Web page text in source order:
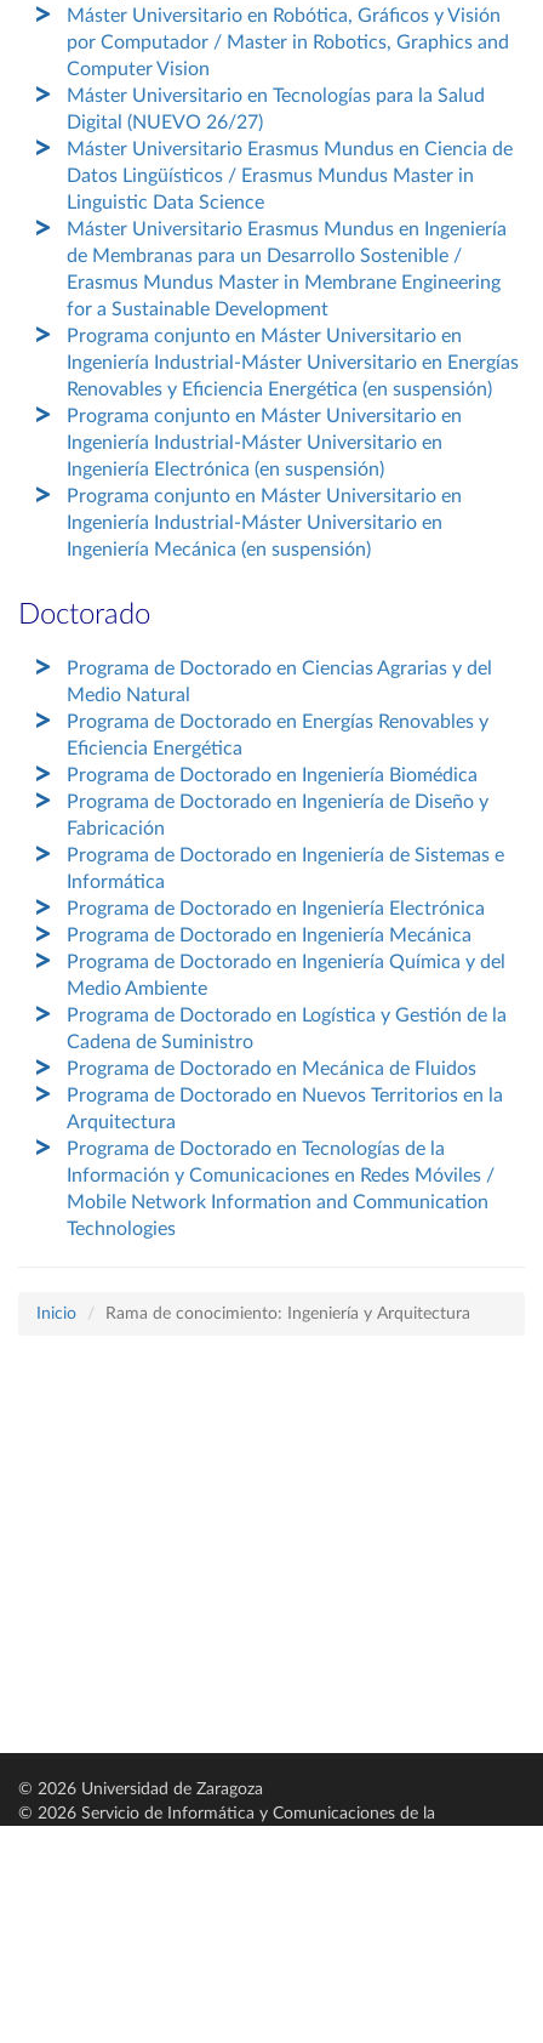
Máster Universitario en Robótica, Gráficos y Visión
por Computador / Master in Robotics, Graphics and
Computer Vision
Máster Universitario en Tecnologías para la Salud
Digital (NUEVO 26/27)
Máster Universitario Erasmus Mundus en Ciencia de
Datos Lingüísticos / Erasmus Mundus Master in
Linguistic Data Science
Máster Universitario Erasmus Mundus en Ingeniería
de Membranas para un Desarrollo Sostenible /
Erasmus Mundus Master in Membrane Engineering
for a Sustainable Development
Programa conjunto en Máster Universitario en
Ingeniería Industrial-Máster Universitario en Energías
Renovables y Eficiencia Energética (en suspensión)
Programa conjunto en Máster Universitario en
Ingeniería Industrial-Máster Universitario en
Ingeniería Electrónica (en suspensión)
Programa conjunto en Máster Universitario en
Ingeniería Industrial-Máster Universitario en
Ingeniería Mecánica (en suspensión)
Doctorado
Programa de Doctorado en Ciencias Agrarias y del
Medio Natural
Programa de Doctorado en Energías Renovables y
Eficiencia Energética
Programa de Doctorado en Ingeniería Biomédica
Programa de Doctorado en Ingeniería de Diseño y
Fabricación
Programa de Doctorado en Ingeniería de Sistemas e
Informática
Programa de Doctorado en Ingeniería Electrónica
Programa de Doctorado en Ingeniería Mecánica
Programa de Doctorado en Ingeniería Química y del
Medio Ambiente
Programa de Doctorado en Logística y Gestión de la
Cadena de Suministro
Programa de Doctorado en Mecánica de Fluidos
Programa de Doctorado en Nuevos Territorios en la
Arquitectura
Programa de Doctorado en Tecnologías de la
Información y Comunicaciones en Redes Móviles /
Mobile Network Information and Communication
Technologies
Inicio Rama de conocimiento: Ingeniería y Arquitectura
© 2026 Universidad de Zaragoza
© 2026 Servicio de Informática y Comunicaciones de la